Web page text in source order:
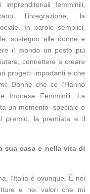
femminili,
l’integrazione, la
In parole semplici,
sostegno alle donne e
il mondo un posto più
connettere e creare
progetti importanti e che
Donne che ce l’Hanno
Imprese Femminili. La
un momento speciale e
premio, la premiata e il
sua casa e nella vita di
l’Italia è ovunque. È nei
e nei valori che mi